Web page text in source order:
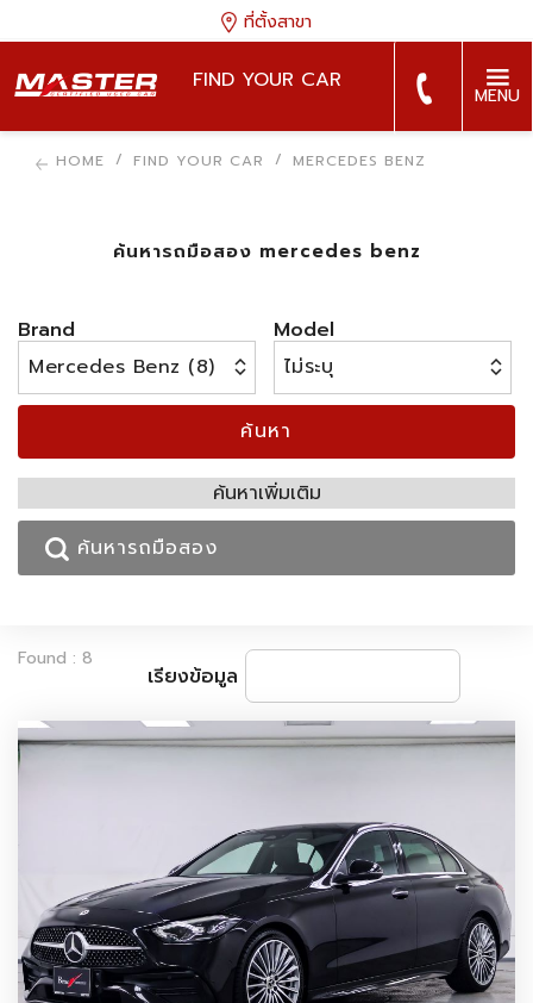
ที่ตั้งสาขา
FIND YOUR CAR
MENU
HOME FIND YOUR CAR MERCEDES BENZ
ค้นหารถมือสอง mercedes benz
Brand Model
ค้นหา
ค้นหาเพิ่มเติม
Found : 8
เรียงข้อมูล